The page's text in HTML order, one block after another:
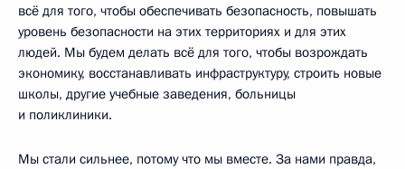
всё для того, чтобы обеспечивать безопасность, повышать
уровень безопасности на этих территориях и для этих
людей. Мы будем делать всё для того, чтобы возрождать
экономику, восстанавливать инфраструктуру, строить новые
школы, другие учебные заведения, больницы
и поликлиники.
Мы стали сильнее, потому что мы вместе. За нами правда,